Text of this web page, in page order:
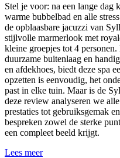
Stel je voor: na een lange dag
warme bubbelbad en alle
de opblaasbare jacuzzi van
stijlvolle marmerlook met
kleine groepjes tot 4
duurzame buitenlaag en
en afdekhoes, biedt deze spa
opzetten is eenvoudig, het
past in elke tuin. Maar is de
deze review analyseren we
prestaties tot gebruiksgemak
bespreken zowel de sterke
een compleet beeld krijgt.
Lees meer